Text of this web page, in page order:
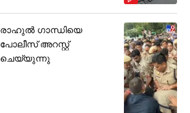
രാഹുൽ ഗാന്ധിയെ
പോലീസ് അറസ്റ്റ്
ചെയ്യുന്നു